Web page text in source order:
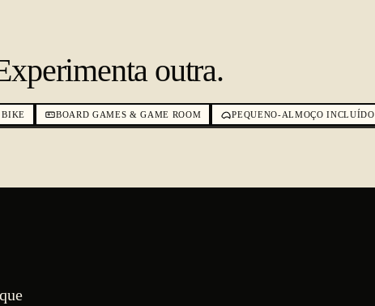
outra.
BIKE BOARD GAMES & GAME ROOM PEQUENO-ALMOÇO INCLUÍDO